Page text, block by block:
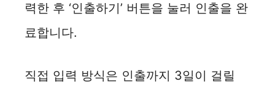
력한 후 ‘인출하기’ 버튼을 눌러 인출을 완
료합니다.
직접 입력 방식은 인출까지 3일이 걸릴